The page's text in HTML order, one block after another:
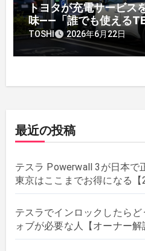
トヨタが充電サービス
味——「誰でも使える
略の転換点
TOSHI 2026年6月22日
最近の投稿
テスラ Powerwall 3が日本
東京はここまでお得になる【
テスラでインロックしたら
ォブが必要な人【オーナー解